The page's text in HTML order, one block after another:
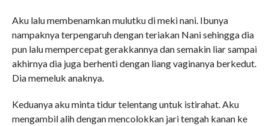
Aku lalu membenamkan mulutku di meki nani. Ibunya
nampaknya terpengaruh dengan teriakan Nani sehingga dia
pun lalu mempercepat gerakkannya dan semakin liar sampai
akhirnya dia juga berhenti dengan liang vaginanya berkedut.
Dia memeluk anaknya.
Keduanya aku minta tidur telentang untuk istirahat. Aku
mengambil alih dengan mencolokkan jari tengah kanan ke